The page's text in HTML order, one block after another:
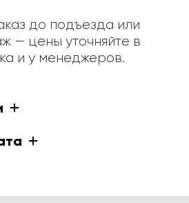
до подъезда или
— цены уточняйте в
и у менеджеров.